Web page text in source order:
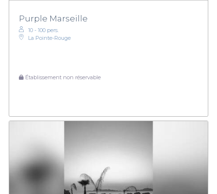
Purple Marseille
10 - 100 pers.
La Pointe-Rouge
Établissement non réservable